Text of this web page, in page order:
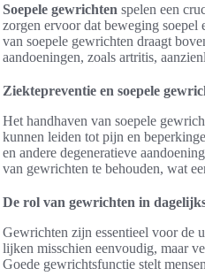
Soepele gewrichten spelen een
zorgen ervoor dat beweging
van soepele gewrichten draagt
aandoeningen, zoals artritis,
Ziektepreventie en soepele
Het handhaven van soepele
kunnen leiden tot pijn en
en andere degeneratieve
van gewrichten te behouden, wat
De rol van gewrichten in
Gewrichten zijn essentieel voor de
lijken misschien eenvoudig, maar
Goede gewrichtsfunctie stelt